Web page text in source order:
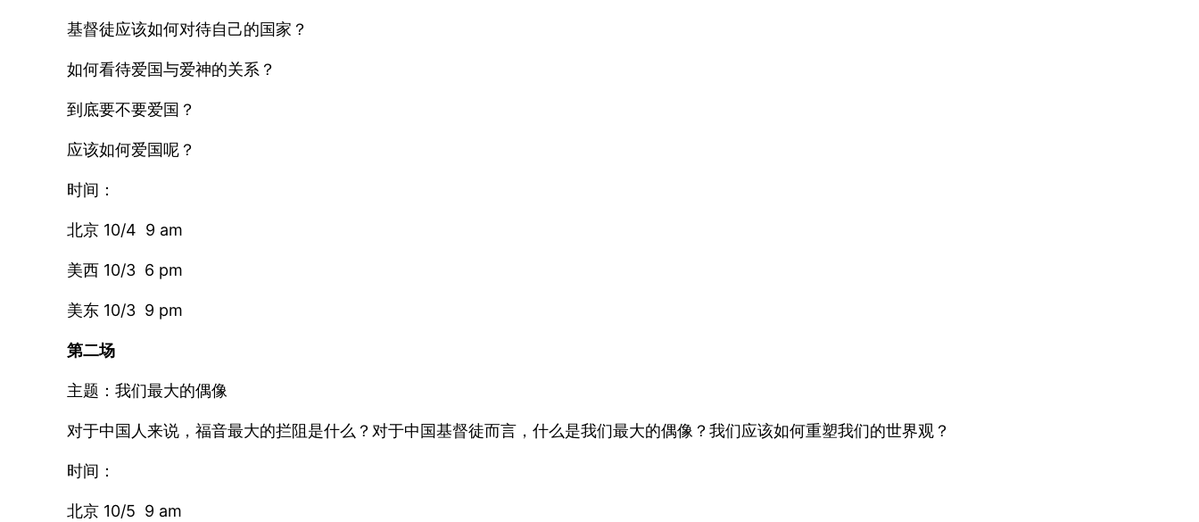
基督徒应该如何对待自己的国家？
如何看待爱国与爱神的关系？
到底要不要爱国？
应该如何爱国呢？
时间：
北京 10/4 9 am
美西 10/3 6 pm
美东 10/3 9 pm
第二场
主题：我们最大的偶像
对于中国人来说，福音最大的拦阻是什么？对于中国基督徒而言，什么是我们最大的偶像？我们应该如何重塑我们的世界观？
时间：
北京 10/5 9 am